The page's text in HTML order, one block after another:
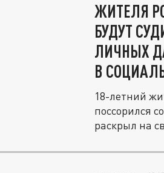
ЖИТЕЛЯ
БУДУТ
ЛИЧНЫХ
В
18-летний
поссорился
раскрыл на